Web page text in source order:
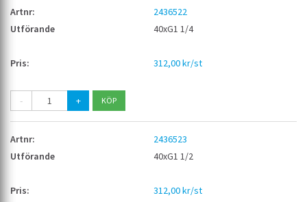
2436522
40xG1 1/4
312,00 kr/st
- +
2436523
40xG1 1/2
312,00 kr/st